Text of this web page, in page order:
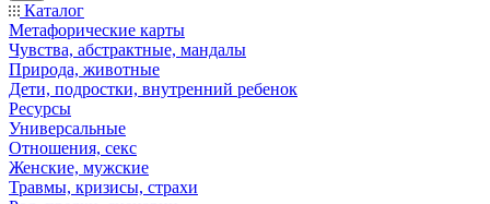
Каталог
Mетафорические карты
Чувства, абстрактные, мандалы
Природа, животные
Дети, подростки, внутренний ребенок
Ресурсы
Универсальные
Отношения, секс
Женские, мужские
Травмы, кризисы, страхи